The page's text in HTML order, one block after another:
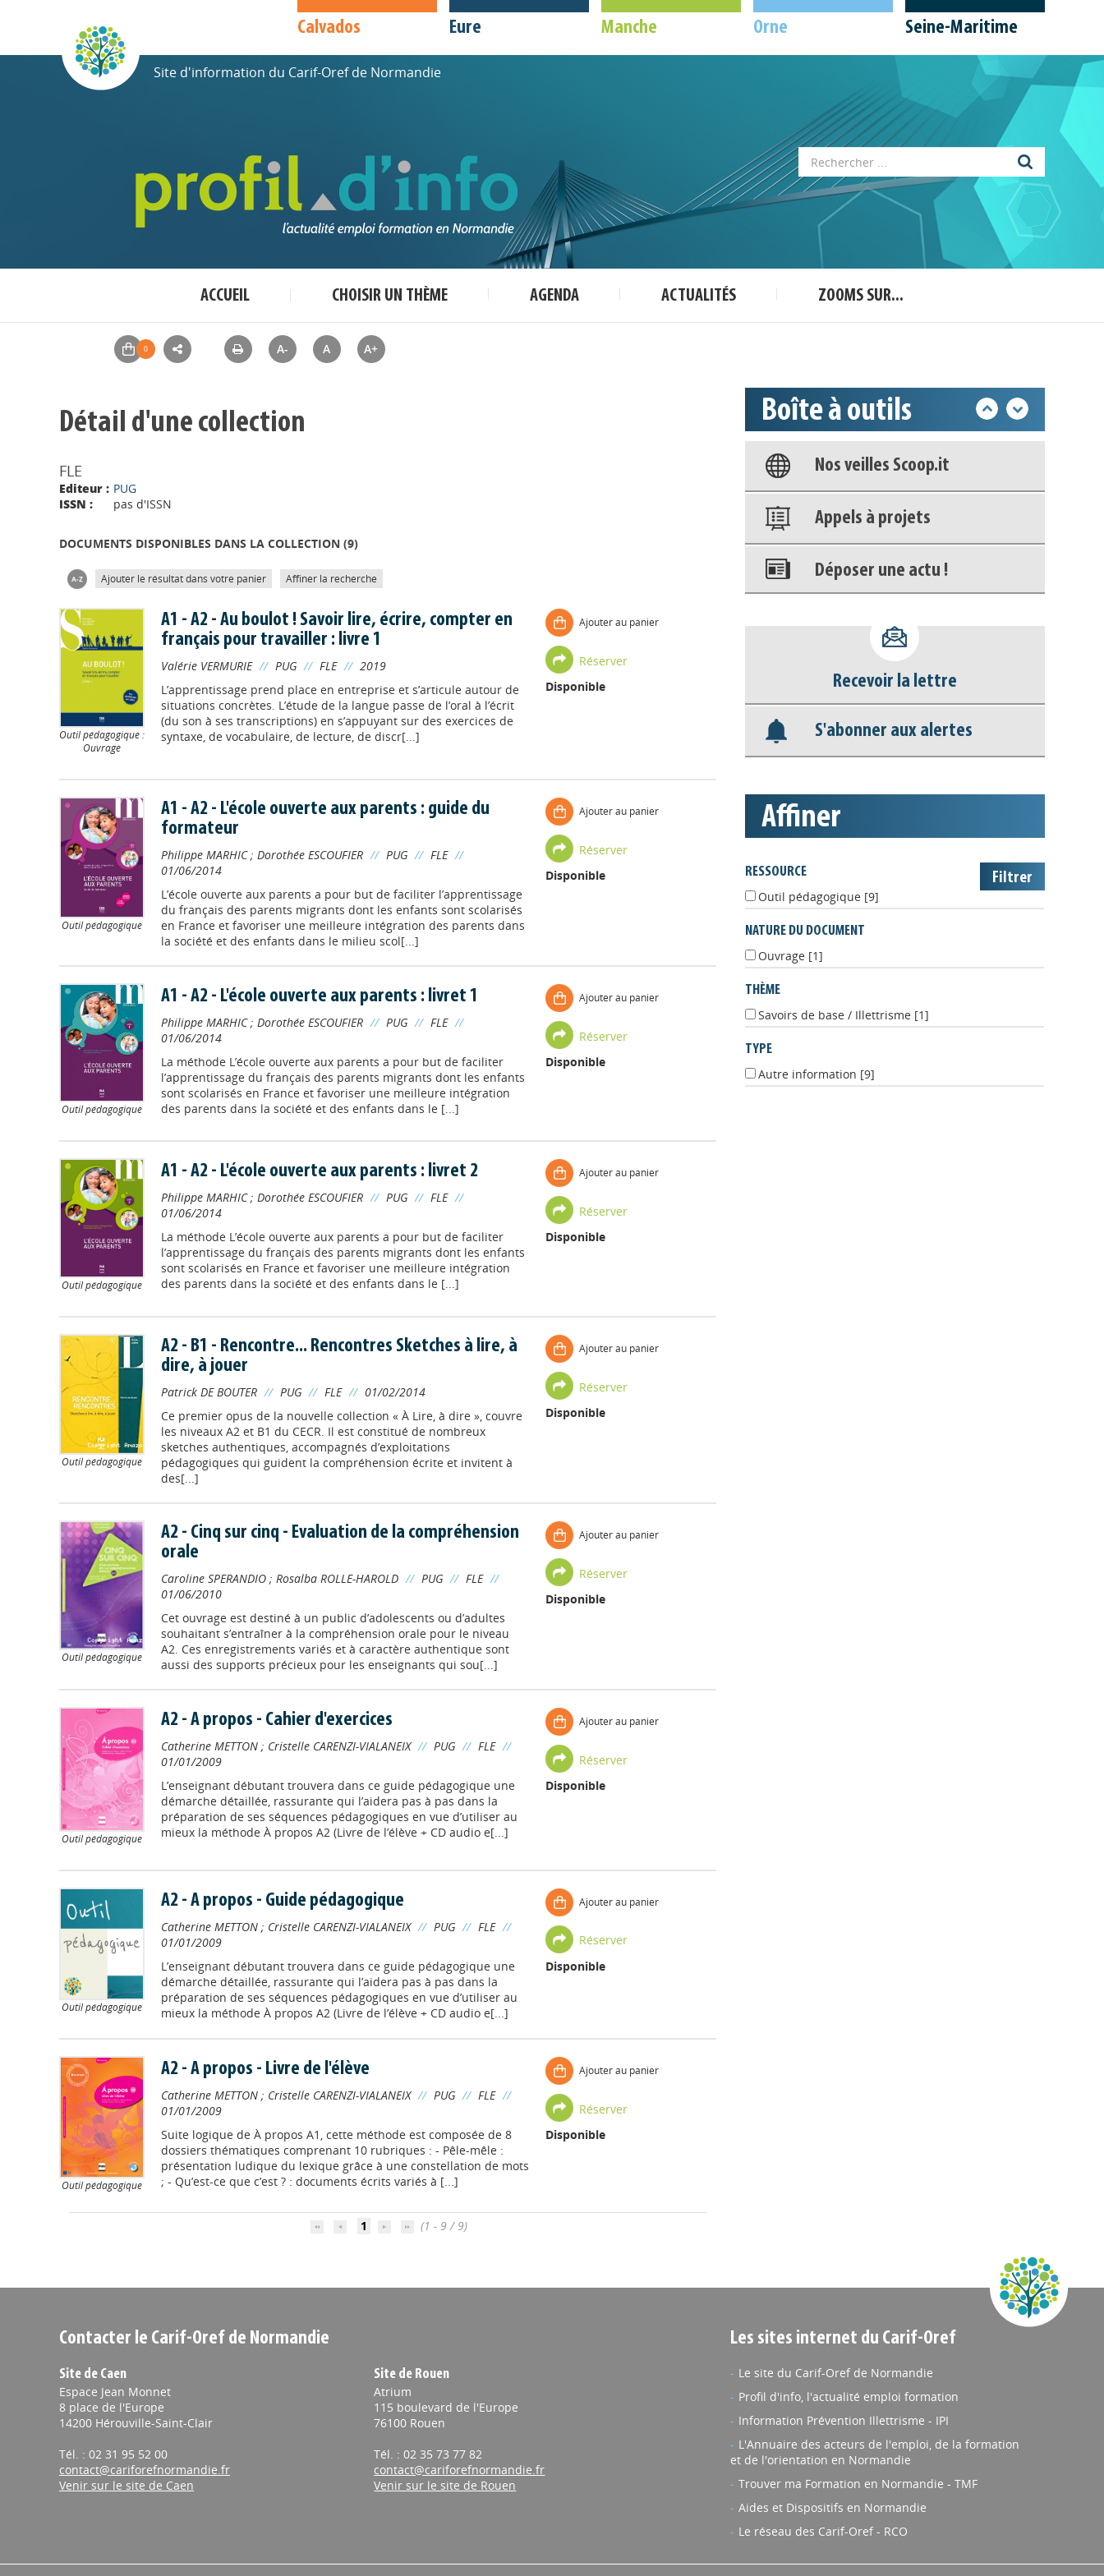
Calvados Eure Manche Orne Seine-Maritime
Site d'information du Carif-Oref de Normandie
ACCUEIL CHOISIR UN THÈME AGENDA ACTUALITÉS ZOOMS SUR...
A- A A+
Détail d'une collection
FLE
Editeur : PUG
ISSN :
pas d'ISSN
DOCUMENTS DISPONIBLES DANS LA COLLECTION (9)
Ajouter le résultat dans votre panier Affiner la recherche
Outil pédagogique :
Ouvrage
A1 - A2 - Au boulot ! Savoir lire, écrire, compter en
français pour travailler : livre 1
Valérie VERMURIE // PUG // FLE // 2019
L’apprentissage prend place en entreprise et s’articule autour de
situations concrètes. L’étude de la langue passe de l’oral à l’écrit
(du son à ses transcriptions) en s’appuyant sur des exercices de
syntaxe, de vocabulaire, de lecture, de discr[...]
Ajouter au panier
Réserver
Disponible
Outil pédagogique
A1 - A2 - L'école ouverte aux parents : guide du
formateur
Philippe MARHIC; Dorothée ESCOUFIER // PUG // FLE //
01/06/2014
L’école ouverte aux parents a pour but de faciliter l’apprentissage
du français des parents migrants dont les enfants sont scolarisés
en France et favoriser une meilleure intégration des parents dans
la société et des enfants dans le milieu scol[...]
Ajouter au panier
Réserver
Disponible
Outil pédagogique
A1 - A2 - L'école ouverte aux parents : livret 1
Philippe MARHIC; Dorothée ESCOUFIER // PUG // FLE //
01/06/2014
La méthode L’école ouverte aux parents a pour but de faciliter
l’apprentissage du français des parents migrants dont les enfants
sont scolarisés en France et favoriser une meilleure intégration
des parents dans la société et des enfants dans le [...]
Ajouter au panier
Réserver
Disponible
Outil pédagogique
A1 - A2 - L'école ouverte aux parents : livret 2
Philippe MARHIC; Dorothée ESCOUFIER // PUG // FLE //
01/06/2014
La méthode L’école ouverte aux parents a pour but de faciliter
l’apprentissage du français des parents migrants dont les enfants
sont scolarisés en France et favoriser une meilleure intégration
des parents dans la société et des enfants dans le [...]
Ajouter au panier
Réserver
Disponible
Outil pédagogique
A2 - B1 - Rencontre... Rencontres Sketches à lire, à
dire, à jouer
Patrick DE BOUTER // PUG // FLE // 01/02/2014
Ce premier opus de la nouvelle collection « À Lire, à dire », couvre
les niveaux A2 et B1 du CECR. Il est constitué de nombreux
sketches authentiques, accompagnés d’exploitations
pédagogiques qui guident la compréhension écrite et invitent à
des[...]
Ajouter au panier
Réserver
Disponible
Outil pédagogique
A2 - Cinq sur cinq - Evaluation de la compréhension
orale
Caroline SPERANDIO; Rosalba ROLLE-HAROLD // PUG // FLE //
01/06/2010
Cet ouvrage est destiné à un public d’adolescents ou d’adultes
souhaitant s’entraîner à la compréhension orale pour le niveau
A2. Ces enregistrements variés et à caractère authentique sont
aussi des supports précieux pour les enseignants qui sou[...]
Ajouter au panier
Réserver
Disponible
Outil pédagogique
A2 - A propos - Cahier d'exercices
Catherine METTON; Cristelle CARENZI-VIALANEIX // PUG // FLE //
01/01/2009
L’enseignant débutant trouvera dans ce guide pédagogique une
démarche détaillée, rassurante qui l’aidera pas à pas dans la
préparation de ses séquences pédagogiques en vue d’utiliser au
mieux la méthode À propos A2 (Livre de l’élève + CD audio e[...]
Ajouter au panier
Réserver
Disponible
Outil pédagogique
A2 - A propos - Guide pédagogique
Catherine METTON; Cristelle CARENZI-VIALANEIX // PUG // FLE //
01/01/2009
L’enseignant débutant trouvera dans ce guide pédagogique une
démarche détaillée, rassurante qui l’aidera pas à pas dans la
préparation de ses séquences pédagogiques en vue d’utiliser au
mieux la méthode À propos A2 (Livre de l’élève + CD audio e[...]
Ajouter au panier
Réserver
Disponible
Outil pédagogique
A2 - A propos - Livre de l'élève
Catherine METTON; Cristelle CARENZI-VIALANEIX // PUG // FLE //
01/01/2009
Suite logique de À propos A1, cette méthode est composée de 8
dossiers thématiques comprenant 10 rubriques : - Pêle-mêle :
présentation ludique du lexique grâce à une constellation de mots
; - Qu’est-ce que c’est ? : documents écrits variés à [...]
Ajouter au panier
Réserver
Disponible
1 (1 - 9 / 9)
Boîte à outils
Appels à projets
Accéder à son compte - (Se
Base documentaire
Nos veilles Scoop.it
Appels à projets
Déposer une actu !
Accéder à son compte - (Se
Base documentaire
affiner
RESSOURCE
Outil pédagogique[9]
NATURE DU DOCUMENT
Ouvrage[1]
THÈME
Savoirs de base / Illettrisme[1]
TYPE
Autre information[9]
Contacter le Carif-Oref de Normandie
Site de Caen
Espace Jean Monnet
8 place de l'Europe
14200 Hérouville-Saint-Clair
Tél. : 02 31 95 52 00
contact@cariforefnormandie.fr
Venir sur le site de Caen
Site de Rouen
Atrium
115 boulevard de l'Europe
76100 Rouen
Tél. : 02 35 73 77 82
contact@cariforefnormandie.fr
Venir sur le site de Rouen
Les sites internet du Carif-Oref
Le site du Carif-Oref de Normandie
Profil d'info, l'actualité emploi formation
Information Prévention Illettrisme - IPI
L'Annuaire des acteurs de l'emploi, de la formation
et de l'orientation en Normandie
Trouver ma Formation en Normandie - TMF
Aides et Dispositifs en Normandie
Le réseau des Carif-Oref - RCO